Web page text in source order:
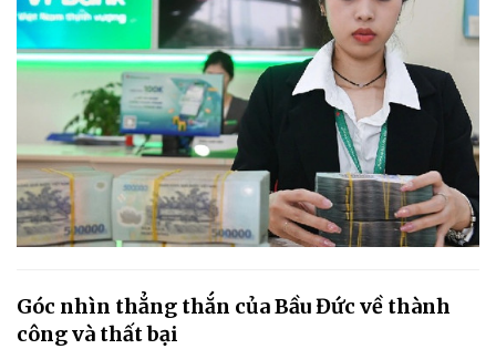
Góc nhìn thẳng thắn của Bầu Đức về thành
công và thất bại